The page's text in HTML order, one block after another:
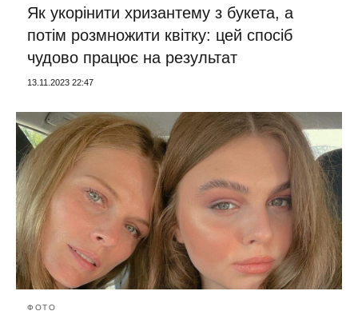
Як укорінити хризантему з букета, а
потім розмножити квітку: цей спосіб
чудово працює на результат
13.11.2023 22:47
ФОТО